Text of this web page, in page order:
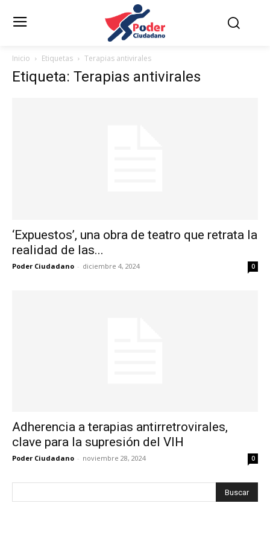
Inicio Etiquetas Terapias antivirales
Etiqueta: Terapias antivirales
‘Expuestos’, una obra de teatro que retrata la
realidad de las...
Poder Ciudadano - diciembre 4, 2024 0
Adherencia a terapias antirretrovirales,
clave para la supresión del VIH
Poder Ciudadano - noviembre 28, 2024 0